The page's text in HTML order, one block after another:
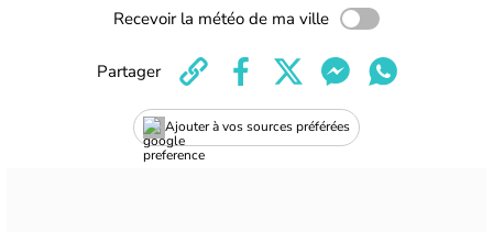
Recevoir la météo de ma ville
Ajouter à vos sources préférées
Partager